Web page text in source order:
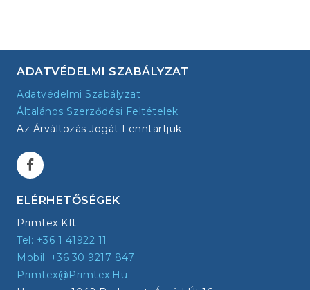
ADATVÉDELMI SZABÁLYZAT
Adatvédelmi Szabályzat
Általános Szerződési Feltételek
Az Árváltozás Jogát Fenntartjuk.
ELÉRHETŐSÉGEK
Primtex Kft.
Tel: +36 1 41922 11
Mobil: +36 30 9217 847
Primtex@primtex.hu